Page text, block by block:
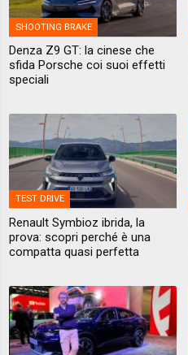
SHOOTING BRAKE
Denza Z9 GT: la cinese che
sfida Porsche coi suoi effetti
speciali
TEST DRIVE
Renault Symbioz ibrida, la
prova: scopri perché è una
compatta quasi perfetta